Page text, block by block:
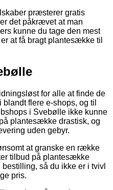
præsterer gratis
det påkrævet at man
kunne du tage den mest
at få bragt plantesække til
for alle at finde de
flere e-shops, og til
i Svebølle ikke kunne
plantesække drastisk, og
uden gebyr.
at granske en række
tilbud på plantesække
så du ikke er i tvivl
pris.